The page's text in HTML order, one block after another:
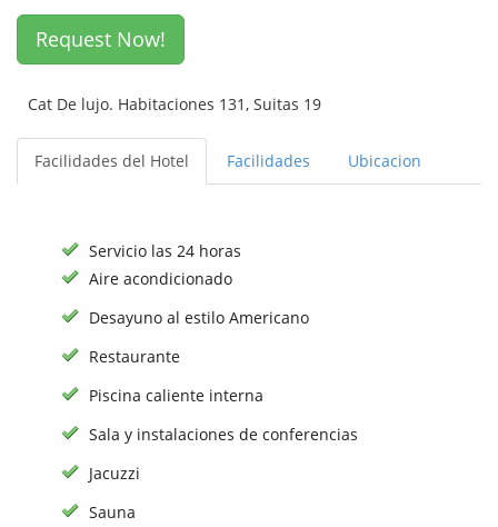
Request Now!
Cat De lujo. Habitaciones 131, Suitas 19
Facilidades del Hotel Facilidades Ubicacion
Servicio las 24 horas
Aire acondicionado
Desayuno al estilo Americano
Restaurante
Piscina caliente interna
Sala y instalaciones de conferencias
Jacuzzi
Sauna